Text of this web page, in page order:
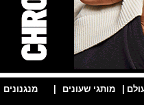
מותגי שעונים | מנגנונים |